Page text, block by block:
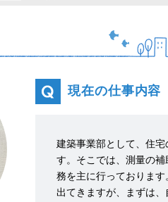
現在の仕事内容
建築事業部として、住
す。そこでは、測量の
務を主に行っておりま
出てきますが、まずは